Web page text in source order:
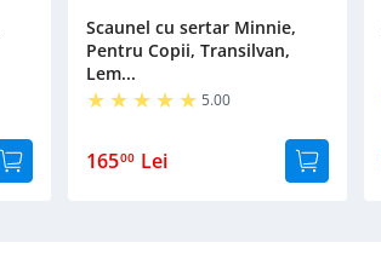
Scaunel cu sertar Minnie,
Pentru Copii, Transilvan,
Lem...
5.00
16500 Lei